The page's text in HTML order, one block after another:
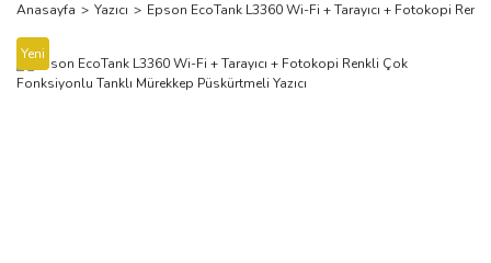
Anasayfa Yazıcı Epson EcoTank L3360 Wi-Fi + Tarayıcı + Fotokopi
Yeni